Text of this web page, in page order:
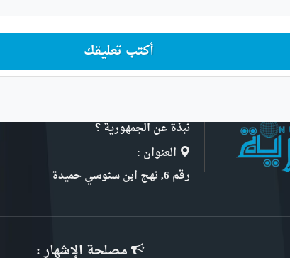
أكتب تعليقك
نبذة عن الجمهورية ؟
العنوان :
رقم 6, نهج ابن سنوسي حميدة